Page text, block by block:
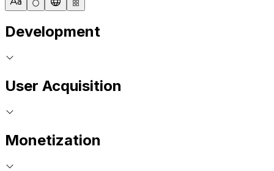
Development
User Acquisition
Monetization